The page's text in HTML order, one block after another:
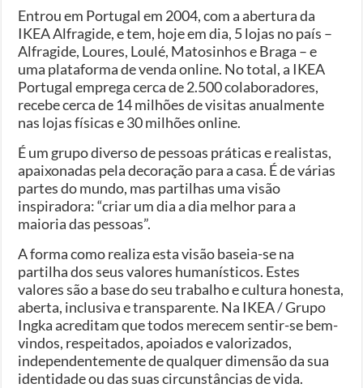
Entrou em Portugal em 2004, com a abertura da
IKEA Alfragide, e tem, hoje em dia, 5 lojas no país –
Alfragide, Loures, Loulé, Matosinhos e Braga – e
uma plataforma de venda online. No total, a IKEA
Portugal emprega cerca de 2.500 colaboradores,
recebe cerca de 14 milhões de visitas anualmente
nas lojas físicas e 30 milhões online.
É um grupo diverso de pessoas práticas e realistas,
apaixonadas pela decoração para a casa. É de várias
partes do mundo, mas partilhas uma visão
inspiradora: “criar um dia a dia melhor para a
maioria das pessoas”.
A forma como realiza esta visão baseia-se na
partilha dos seus valores humanísticos. Estes
valores são a base do seu trabalho e cultura honesta,
aberta, inclusiva e transparente. Na IKEA / Grupo
Ingka acreditam que todos merecem sentir-se bem-
vindos, respeitados, apoiados e valorizados,
independentemente de qualquer dimensão da sua
identidade ou das suas circunstâncias de vida.